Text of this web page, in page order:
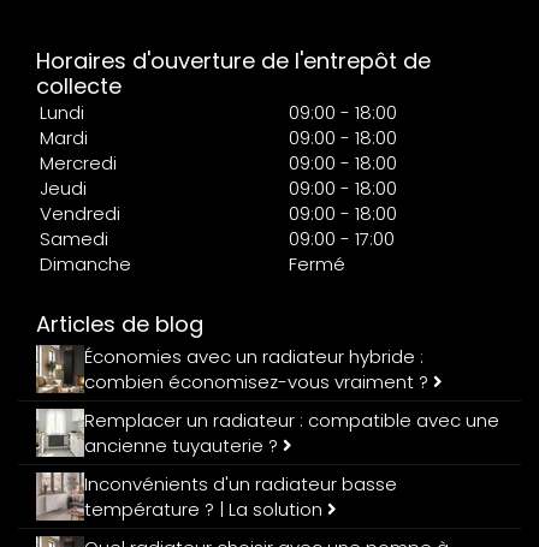
Horaires d'ouverture de l'entrepôt de
collecte
Lundi
09:00 - 18:00
Mardi
09:00 - 18:00
Mercredi
09:00 - 18:00
Jeudi
09:00 - 18:00
Vendredi
09:00 - 18:00
Samedi
09:00 - 17:00
Dimanche
Fermé
Articles de blog
Économies avec un radiateur hybride :
combien économisez-vous vraiment ?
Remplacer un radiateur : compatible avec une
ancienne tuyauterie ?
Inconvénients d'un radiateur basse
température ? | La solution